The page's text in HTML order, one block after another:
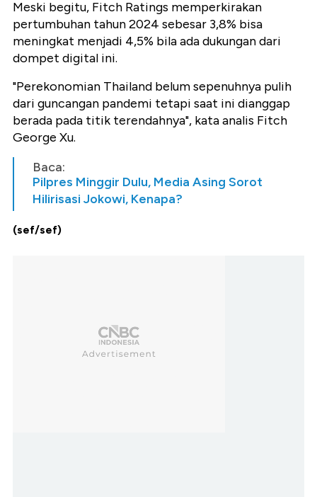
Meski begitu, Fitch Ratings memperkirakan
pertumbuhan tahun 2024 sebesar 3,8% bisa
meningkat menjadi 4,5% bila ada dukungan dari
dompet digital ini.
"Perekonomian Thailand belum sepenuhnya pulih
dari guncangan pandemi tetapi saat ini dianggap
berada pada titik terendahnya", kata analis Fitch
George Xu.
Baca:
Pilpres Minggir Dulu, Media Asing Sorot
Hilirisasi Jokowi, Kenapa?
(sef/sef)